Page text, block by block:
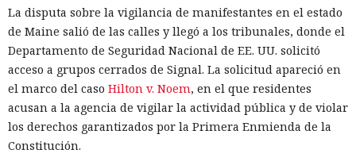
La disputa sobre la vigilancia de manifestantes en el estado
de Maine salió de las calles y llegó a los tribunales, donde el
Departamento de Seguridad Nacional de EE. UU. solicitó
acceso a grupos cerrados de Signal. La solicitud apareció en
el marco del caso Hilton v. Noem, en el que residentes
acusan a la agencia de vigilar la actividad pública y de violar
los derechos garantizados por la Primera Enmienda de la
Constitución.